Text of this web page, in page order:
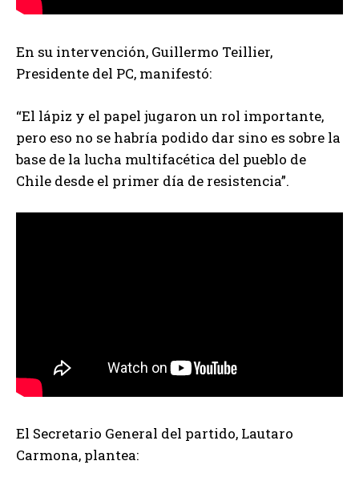
En su intervención, Guillermo Teillier,
Presidente del PC, manifestó:
“El lápiz y el papel jugaron un rol importante,
pero eso no se habría podido dar sino es sobre la
base de la lucha multifacética del pueblo de
Chile desde el primer día de resistencia”.
El Secretario General del partido, Lautaro
Carmona, plantea: